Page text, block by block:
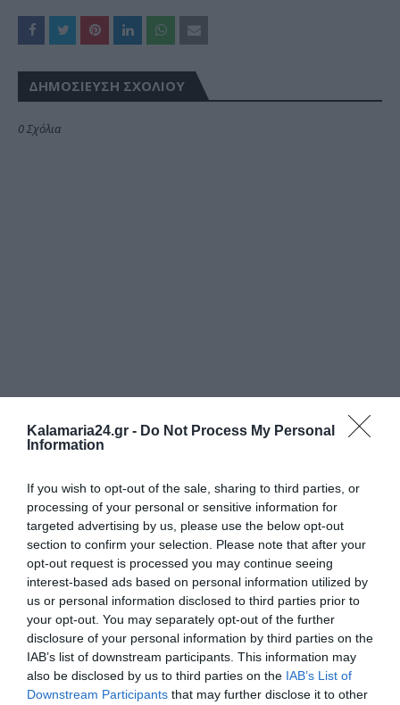
Kalamaria24.gr - Do Not Process My Personal
Information
If you wish to opt-out of the sale, sharing to third parties, or
processing of your personal or sensitive information for
targeted advertising by us, please use the below opt-out
section to confirm your selection. Please note that after your
opt-out request is processed you may continue seeing
interest-based ads based on personal information utilized by
us or personal information disclosed to third parties prior to
your opt-out. You may separately opt-out of the further
disclosure of your personal information by third parties on the
IAB’s list of downstream participants. This information may
also be disclosed by us to third parties on the IAB’s List of
Downstream Participants that may further disclose it to other
ΔΗΜΟΣΊΕΥΣΗ ΣΧΟΛΊΟΥ
0 Σχόλια